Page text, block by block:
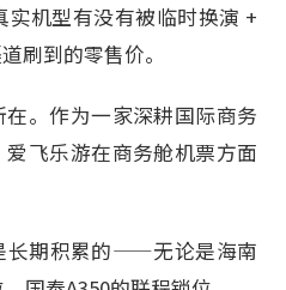
机型有没有被临时换演 +
刷到的零售价。
。作为一家深耕国际商务
飞乐游在商务舱机票方面
长期积累的——无论是海南